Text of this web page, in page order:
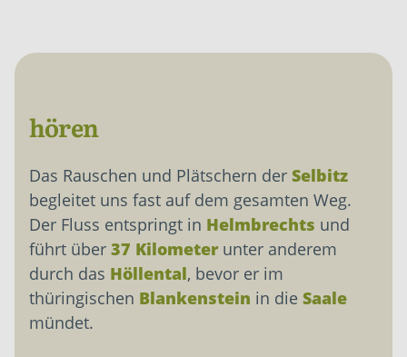
hören
Das Rauschen und Plätschern der Selbitz
begleitet uns fast auf dem gesamten Weg.
Der Fluss entspringt in Helmbrechts und
führt über 37 Kilometerunter anderem
durch das Höllental, bevor er im
thüringischen Blankenstein in die Saale
mündet.